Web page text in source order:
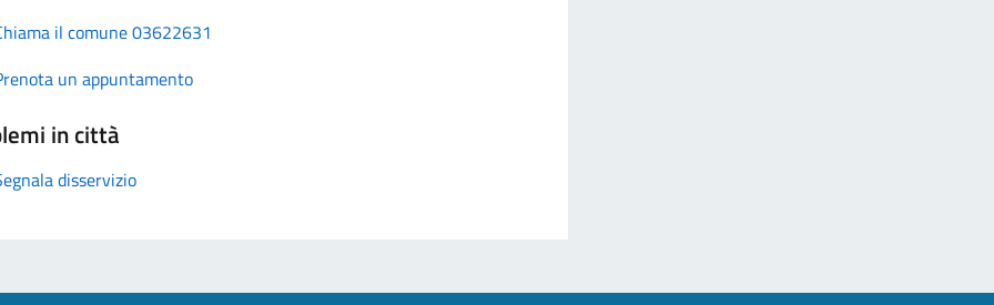
il comune 03622631
un appuntamento
in città
disservizio